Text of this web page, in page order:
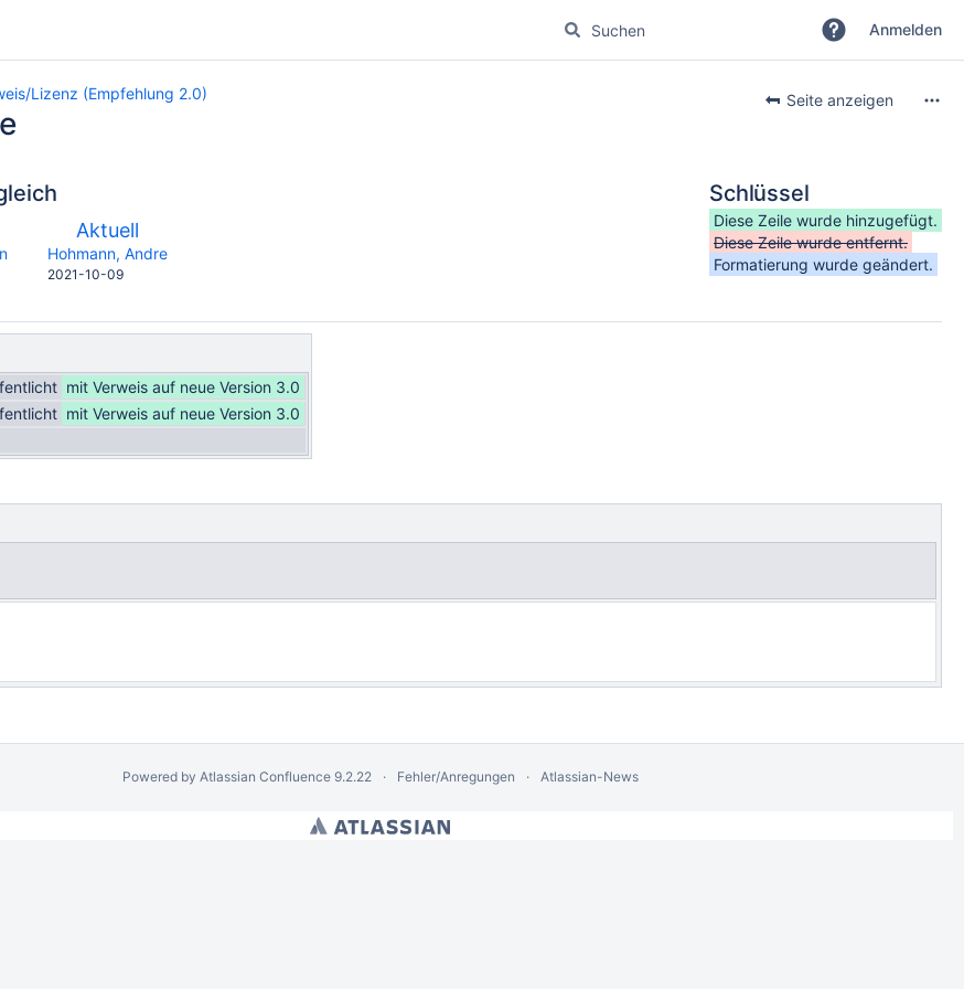
Anmelden
Seite anzeigen
Lizenz (Empfehlung 2.0)
verglichen
Neue
Version
Aktuell
changes.mady.by.user
Hohmann, Andre
Gespeichert
2021-10-09
Schlüssel
Diese Zeile wurde hinzugefügt.
Diese Zeile wurde entfernt.
Formatierung wurde geändert.
mit Verweis auf neue Version 3.0
mit Verweis auf neue Version 3.0
Powered by Atlassian Confluence 9.2.22 Fehler/Anregungen Atlassian-News